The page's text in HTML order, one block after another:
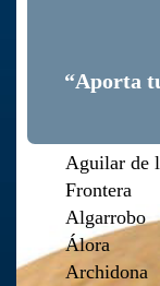
“Aporta
Aguilar de
Frontera
Algarrobo
Álora
Archidona